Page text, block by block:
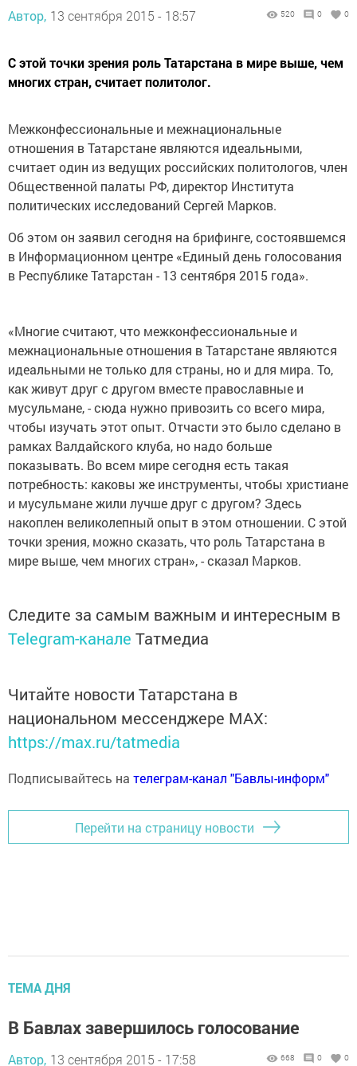
Автор, 13 сентября 2015 - 18:57 520 0 0
С этой точки зрения роль Татарстана в мире выше, чем
многих стран, считает политолог.
Межконфессиональные и межнациональные
отношения в Татарстане являются идеальными,
считает один из ведущих российских политологов, член
Общественной палаты РФ, директор Института
политических исследований Сергей Марков.
Об этом он заявил сегодня на брифинге, состоявшемся
в Информационном центре «Единый день голосования
в Республике Татарстан - 13 сентября 2015 года».
«Многие считают, что межконфессиональные и
межнациональные отношения в Татарстане являются
идеальными не только для страны, но и для мира. То,
как живут друг с другом вместе православные и
мусульмане, - сюда нужно привозить со всего мира,
чтобы изучать этот опыт. Отчасти это было сделано в
рамках Валдайского клуба, но надо больше
показывать. Во всем мире сегодня есть такая
потребность: каковы же инструменты, чтобы христиане
и мусульмане жили лучше друг с другом? Здесь
накоплен великолепный опыт в этом отношении. С этой
точки зрения, можно сказать, что роль Татарстана в
мире выше, чем многих стран», - сказал Марков.
Следите за самым важным и интересным в
Telegram-канале Татмедиа
Читайте новости Татарстана в
национальном мессенджере MАХ:
https://max.ru/tatmedia
Подписывайтесь на телеграм-канал "Бавлы-информ"
Перейти на страницу новости
ТЕМА ДНЯ
В Бавлах завершилось голосование
Автор, 13 сентября 2015 - 17:58 668 0 0